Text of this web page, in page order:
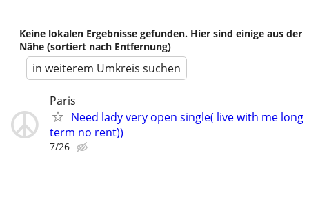
Keine lokalen Ergebnisse gefunden. Hier sind einige aus der
Nähe (sortiert nach Entfernung)
in weiterem Umkreis suchen
Paris
Need lady very open single( live with me long
term no rent))
7/26